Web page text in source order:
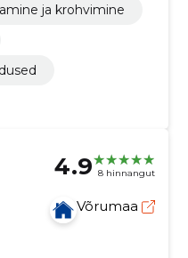
ja krohvimine
4.9 8 hinnangut
Võrumaa